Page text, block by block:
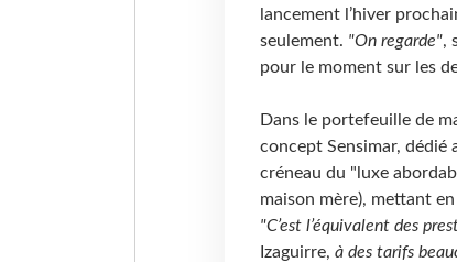
lancement l’hiver
seulement. "On regarde",
pour le moment sur les
Dans le portefeuille de
concept Sensimar, dédié
créneau du "luxe
maison mère), mettant
"C’est l’équivalent des
Izaguirre, à des tarifs